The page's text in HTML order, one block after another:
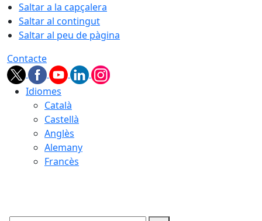
Saltar a la capçalera
Saltar al contingut
Saltar al peu de pàgina
Contacte
Idiomes
Català
Castellà
Anglès
Alemany
Francès